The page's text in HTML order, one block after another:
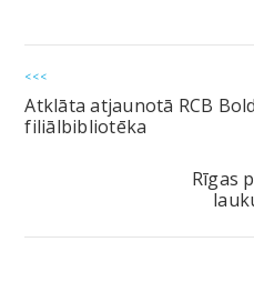
<<<
Atklāta atjaunotā RCB
filiālbibliotēka
Rīgas